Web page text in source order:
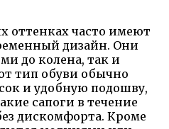
оттенках часто имеют
дизайн. Они
до колена, так и
тип обуви обычно
и удобную подошву,
сапоги в течение
дискомфорта. Кроме